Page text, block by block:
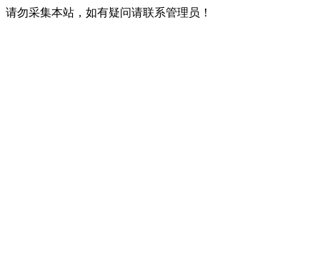
请勿采集本站，如有疑问请联系管理员！